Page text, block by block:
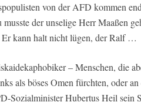
von der AFD kommen
der unselige Herr Maaßen
kann halt nicht lügen, der Ralf …
– Menschen, die
als böses Omen fürchten, oder
Sozialminister Hubertus Heil sein